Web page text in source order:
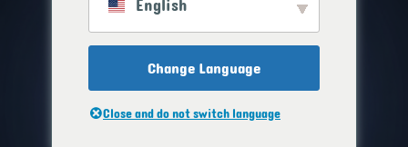
Change Language
Close and do not switch language